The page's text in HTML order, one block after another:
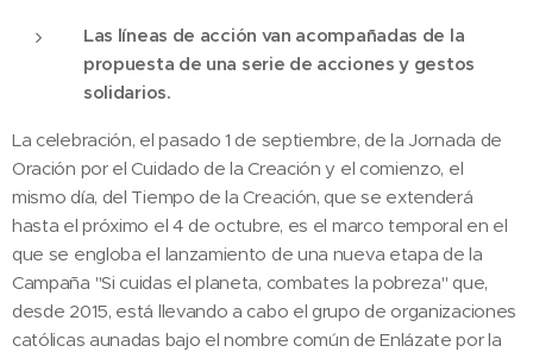
Las líneas de acción van acompañadas de la
propuesta de una serie de acciones y gestos
solidarios.
La celebración, el pasado 1 de septiembre, de la Jornada de
Oración por el Cuidado de la Creación y el comienzo, el
mismo día, del Tiempo de la Creación, que se extenderá
hasta el próximo el 4 de octubre, es el marco temporal en el
que se engloba el lanzamiento de una nueva etapa de la
Campaña "Si cuidas el planeta, combates la pobreza" que,
desde 2015, está llevando a cabo el grupo de organizaciones
católicas aunadas bajo el nombre común de Enlázate por la